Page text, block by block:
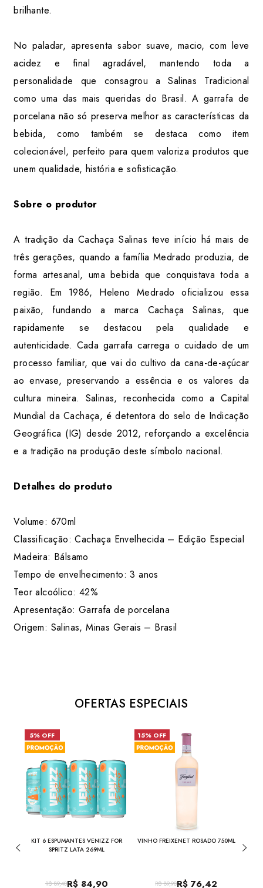
brilhante.
No paladar, apresenta sabor suave, macio, com leve
acidez e final agradável, mantendo toda a
personalidade que consagrou a Salinas Tradicional
como uma das mais queridas do Brasil. A garrafa de
porcelana não só preserva melhor as características da
bebida, como também se destaca como item
colecionável, perfeito para quem valoriza produtos que
unem qualidade, história e sofisticação.
Sobre o produtor
A tradição da Cachaça Salinas teve início há mais de
três gerações, quando a família Medrado produzia, de
forma artesanal, uma bebida que conquistava toda a
região. Em 1986, Heleno Medrado oficializou essa
paixão, fundando a marca Cachaça Salinas, que
rapidamente se destacou pela qualidade e
autenticidade. Cada garrafa carrega o cuidado de um
processo familiar, que vai do cultivo da cana-de-açúcar
ao envase, preservando a essência e os valores da
cultura mineira. Salinas, reconhecida como a Capital
Mundial da Cachaça, é detentora do selo de Indicação
Geográfica (IG) desde 2012, reforçando a excelência
e a tradição na produção deste símbolo nacional.
Detalhes do produto
Volume: 670ml
Classificação: Cachaça Envelhecida – Edição Especial
Madeira: Bálsamo
Tempo de envelhecimento: 3 anos
Teor alcoólico: 42%
Apresentação: Garrafa de porcelana
Origem: Salinas, Minas Gerais – Brasil
OFERTAS ESPECIAIS
5% OFF
KIT 6 ESPUMANTES VENIZZ FOR
SPRITZ LATA 269ML
R$ 89,40R$ 84,90
15% OFF
VINHO FREIXENET ROSADO 750ML
R$ 89,90R$ 76,42